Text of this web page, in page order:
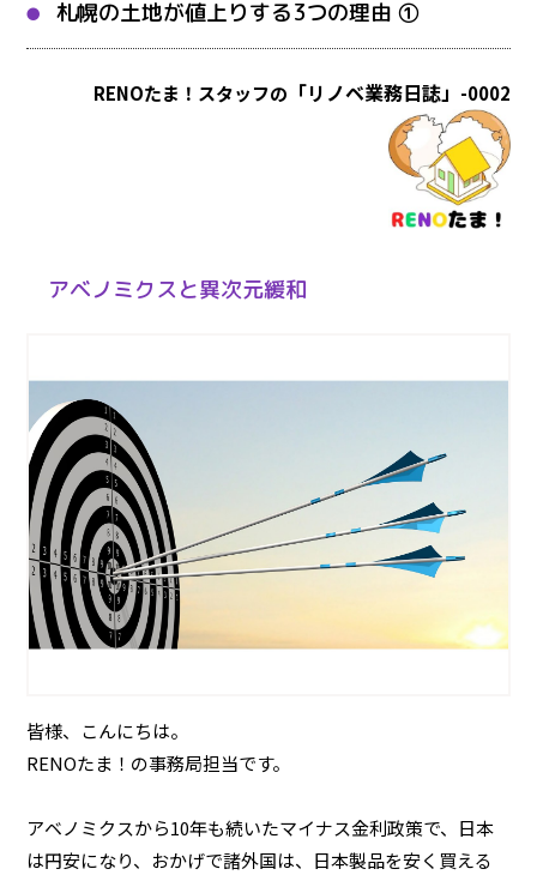
札幌の土地が値上りする3つの理由 ①
RENOたま！スタッフの 「リノベ業務日誌」 -0002
アベノミクスと異次元緩和
皆様、こんにちは。
RENOたま！の事務局担当です。
アベノミクスから10年も続いたマイナス金利政策で、日本
は円安になり、おかげで諸外国は、日本製品を安く買える